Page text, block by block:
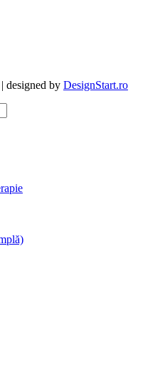
| designed by DesignStart.ro